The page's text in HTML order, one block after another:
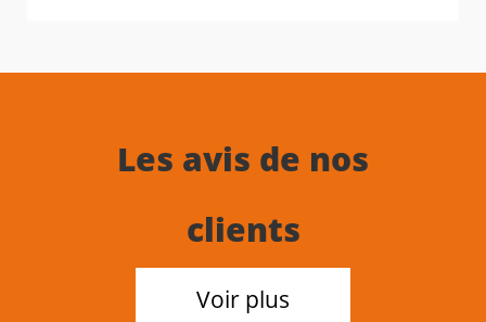
Les avis de nos
clients
Voir plus